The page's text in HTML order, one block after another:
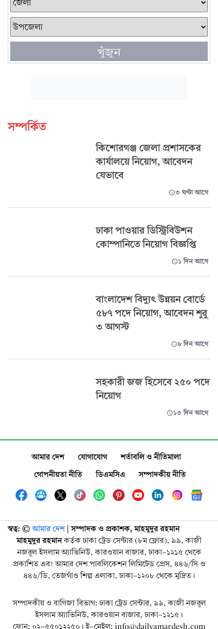
খুঁজুন
সম্পর্কিত
কিশোরগঞ্জ জেলা প্রশাসকের
কার্যালয়ে নিয়োগ, আবেদন
যেভাবে
৩ ঘণ্টা আগে
ঢাকা পাওয়ার ডিস্ট্রিবিউশন
কোম্পানিতে নিয়োগ বিজ্ঞপ্তি
১ দিন আগে
বাংলাদেশ বিদ্যুৎ উন্নয়ন বোর্ডে
৫৮৭ পদে নিয়োগ, আবেদন শুরু
৩ আগস্ট
৮ দিন আগে
সহকারী জজ হিসেবে ২৫০ পদে
নিয়োগ
১৩ দিন আগে
আমার দেশ যোগাযোগ
শর্তাবলি ও নীতিমালা
গোপনীয়তা নীতি
ডিএমসিএ সম্পাদকীয় নীতি
স্বত্ব: ©️ আমার দেশ| সম্পাদক ও প্রকাশক, মাহমুদুর রহমান
মাহমুদুর রহমানকর্তৃক ঢাকা ট্রেড সেন্টার (৮ম ফ্লোর), ৯৯, কাজী
নজরুল ইসলাম অ্যাভিনিউ, কারওয়ান বাজার, ঢাকা-১২১৫ থেকে
প্রকাশিত এবং আমার দেশ পাবলিকেশন লিমিটেড প্রেস, ৪৪৬/সি ও
৪৪৬/ডি, তেজগাঁও শিল্প এলাকা, ঢাকা-১২০৮ থেকে মুদ্রিত।
সম্পাদকীয় ও বাণিজ্য বিভাগ: ঢাকা ট্রেড সেন্টার, ৯৯, কাজী নজরুল
ইসলাম অ্যাভিনিউ, কারওয়ান বাজার, ঢাকা-১২১৫।
ফোন: ০২-৫৫০১২২৫০। ই-মেইল: info@dailyamardesh.com